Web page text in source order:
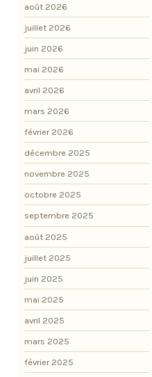
août 2026
juillet 2026
juin 2026
mai 2026
avril 2026
mars 2026
février 2026
décembre 2025
novembre 2025
octobre 2025
septembre 2025
août 2025
juillet 2025
juin 2025
mai 2025
avril 2025
mars 2025
février 2025